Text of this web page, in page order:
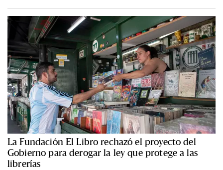
La Fundación El Libro rechazó el proyecto del
Gobierno para derogar la ley que protege a las
librerías